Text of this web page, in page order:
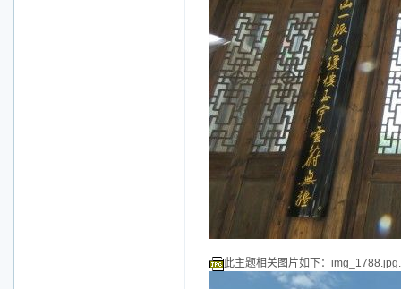
此主题相关图片如下：